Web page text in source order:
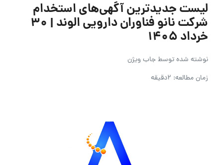
لیست جدیدترین آگهی‌های استخدام
شرکت نانو فناوران دارویی الوند | ۳۰
خرداد ۱۴۰۵
نوشته شده توسطجاب ویژن
زمان مطالعه: 2دقیقه